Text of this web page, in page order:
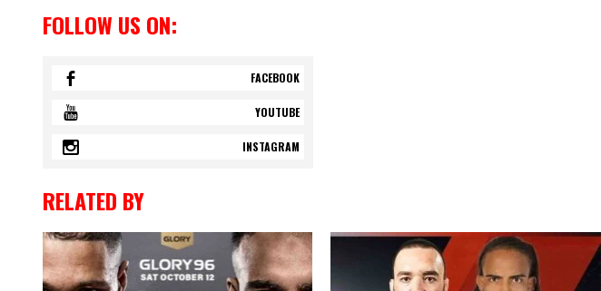
FOLLOW US ON:
FACEBOOK
YOUTUBE
INSTAGRAM
RELATED BY